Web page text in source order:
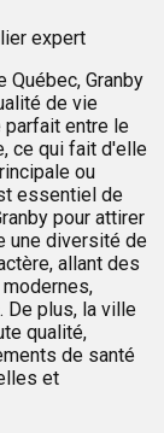
expert
Granby
de vie
entre le
ce qui fait d'elle
ou
essentiel de
pour attirer
une diversité de
allant des
De plus, la ville
qualité,
de santé
et